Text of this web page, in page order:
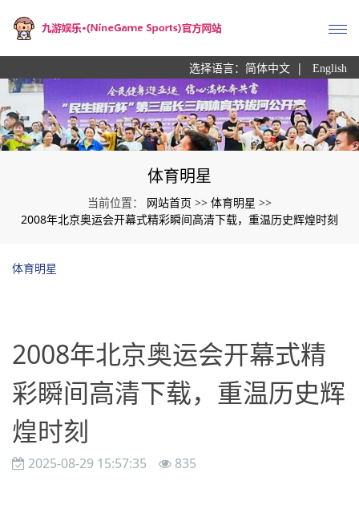
选择语言： 简体中文 | English
体育明星
当前位置： 网站首页 >> 体育明星 >>
2008年北京奥运会开幕式精彩瞬间高清下载，重温历史辉煌时刻
体育明星
2008年北京奥运会开幕式精
彩瞬间高清下载，重温历史辉
煌时刻
2025-08-29 15:57:35 835